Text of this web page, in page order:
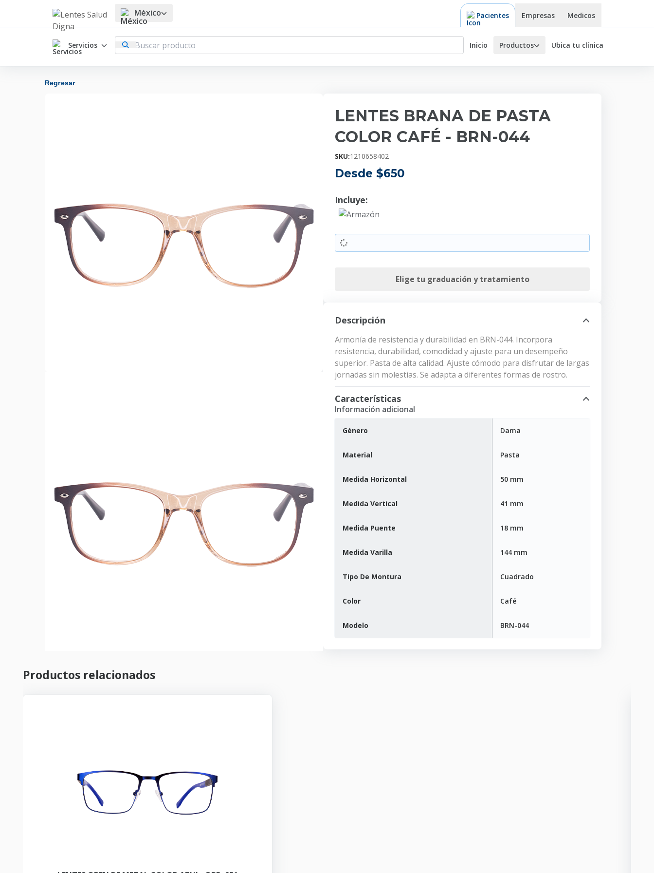
México Pacientes Empresas Medicos
Servicios Inicio Productos Ubica tu clínica
Regresar
LENTES BRANA DE PASTA
COLOR CAFÉ - BRN-044
SKU:1210658402
Desde $650
Incluye:
Armazón
Elige tu graduación y tratamiento
Descripción
Armonía de resistencia y durabilidad en BRN-044. Incorpora
resistencia, durabilidad, comodidad y ajuste para un desempeño
superior. Pasta de alta calidad. Ajuste cómodo para disfrutar de largas
jornadas sin molestias. Se adapta a diferentes formas de rostro.
Características
Información adicional
Género Dama
Material Pasta
Medida Horizontal 50 mm
Medida Vertical 41 mm
Medida Puente 18 mm
Medida Varilla 144 mm
Tipo De Montura Cuadrado
Color Café
Modelo BRN-044
Productos relacionados